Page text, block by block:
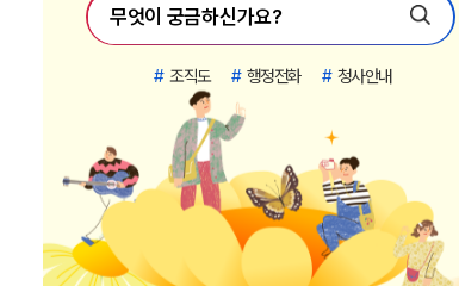
# 조직도 # 행정전화 # 청사안내